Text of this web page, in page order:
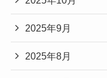
2025年9月
2025年8月